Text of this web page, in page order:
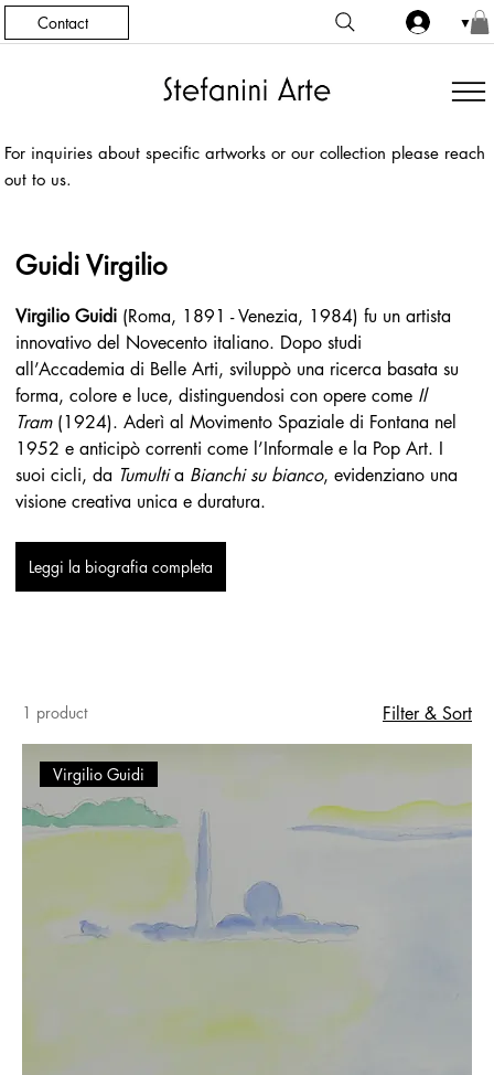
Contact ▼
For inquiries about specific artworks or our collection please reach
out to us.
Virgilio Guidi (Roma, 1891 - Venezia, 1984) fu un artista
innovativo del Novecento italiano. Dopo studi
all’Accademia di Belle Arti, sviluppò una ricerca basata su
forma, colore e luce, distinguendosi con opere come Il
Tram (1924). Aderì al Movimento Spaziale di Fontana nel
1952 e anticipò correnti come l’Informale e la Pop Art. I
suoi cicli, da Tumulti a Bianchi su bianco, evidenziano una
visione creativa unica e duratura.
Leggi la biografia completa
Guidi Virgilio
1 product Filter & Sort
Virgilio Guidi